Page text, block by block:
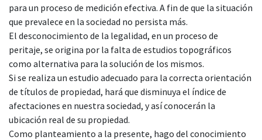
para un proceso de medición efectiva. A fin de que la situación
que prevalece en la sociedad no persista más.
El desconocimiento de la legalidad, en un proceso de
peritaje, se origina por la falta de estudios topográficos
como alternativa para la solución de los mismos.
Si se realiza un estudio adecuado para la correcta orientación
de títulos de propiedad, hará que disminuya el índice de
afectaciones en nuestra sociedad, y así conocerán la
ubicación real de su propiedad.
Como planteamiento a la presente, hago del conocimiento